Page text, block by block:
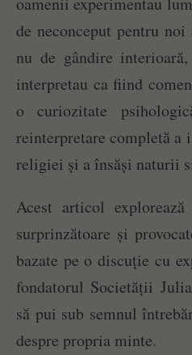
de neconceput pentru
nu de gândire
interpretau ca fiind
o curiozitate
reinterpretare completă
religiei și a însăși naturii
Acest articol
surprinzătoare și
bazate pe o discuție cu
fondatorul Societății
să pui sub semnul
despre propria minte.